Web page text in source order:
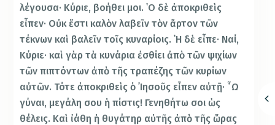
λέγουσα· Κύριε, βοήθει μοι. ῾Ο δὲ ἀποκριθεὶς
εἶπεν· Οὐκ ἔστι καλὸν λαβεῖν τὸν ἄρτον τῶν
τέκνων καὶ βαλεῖν τοῖς κυναρίοις. ῾Η δὲ εἶπε· Ναί,
Κύριε· καὶ γὰρ τὰ κυνάρια ἐσθίει ἀπὸ τῶν ψιχίων
τῶν πιπτόντων ἀπὸ τῆς τραπέζης τῶν κυρίων
αὐτῶν. Τότε ἀποκριθεὶς ὁ ᾿Ιησοῦς εἶπεν αὐτῇ· ῏Ω
γύναι, μεγάλη σου ἡ πίστις! Γενηθήτω σοι ὡς
θέλεις. Καὶ ἰάθη ἡ θυγάτηρ αὐτῆς ἀπὸ τῆς ὥρας